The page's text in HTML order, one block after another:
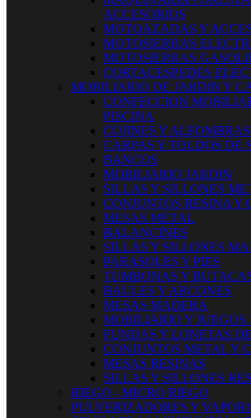
ACCESORIOS
MOTOAZADAS Y
MOTOSIERRAS
MOTOSIERRAS
CORTACESPEDES
MOBILIARIO DE JARDIN Y
CONFECCION
PISCINA
COJINES Y ALFOMBRAS
CARPAS Y TOLDOS DE
BANCOS
MOBILIARIO JARDIN
SILLAS Y SILLONES
CONJUNTOS RESINA Y
MESAS METAL
BALANCINES
SILLAS Y SILLONES
PARASOLES Y PIES
TUMBONAS Y
BAULES Y ARCONES
MESAS MADERA
MOBILIARIO Y JUEGOS
FUNDAS Y LONETAS
CONJUNTOS METAL Y
MESAS RESINAS
SILLAS Y SILLONES
RIEGO - MICRO RIEGO
PULVERIZADORES Y